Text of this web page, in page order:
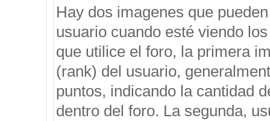
Hay dos imagenes que
usuario cuando esté viendo
que utilice el foro, la primera
(rank) del usuario,
puntos, indicando la cantidad
dentro del foro. La segunda,